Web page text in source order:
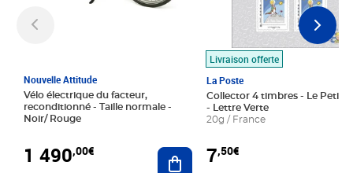
Nouvelle Attitude
Vélo électrique du facteur,
reconditionné - Taille normale -
Noir/ Rouge
1 490,00€ Ajouter au panier
Livraison offerte
La Poste
Collector 4 timbres - Le Petit
- Lettre Verte
20g / France
7,50€